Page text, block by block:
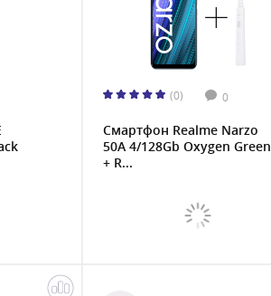
(0) 0
Смартфон Realme Narzo
50A 4/128Gb Oxygen Green
+ R...